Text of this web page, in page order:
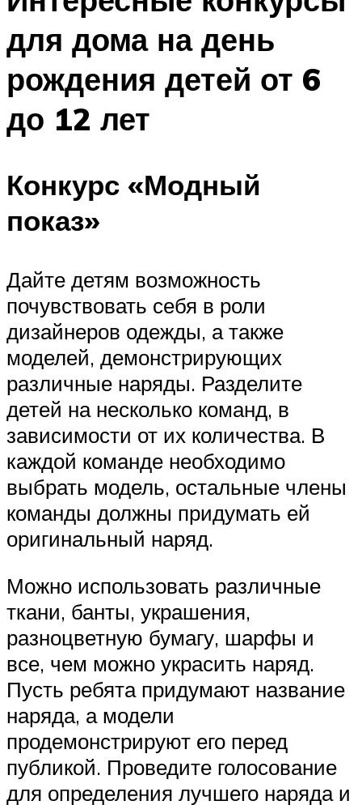
для дома на день
рождения детей от 6
до 12 лет
Конкурс «Модный
показ»
Дайте детям возможность
почувствовать себя в роли
дизайнеров одежды, а также
моделей, демонстрирующих
различные наряды. Разделите
детей на несколько команд, в
зависимости от их количества. В
каждой команде необходимо
выбрать модель, остальные члены
команды должны придумать ей
оригинальный наряд.
Можно использовать различные
ткани, банты, украшения,
разноцветную бумагу, шарфы и
все, чем можно украсить наряд.
Пусть ребята придумают название
наряда, а модели
продемонстрируют его перед
публикой. Проведите голосование
для определения лучшего наряда и